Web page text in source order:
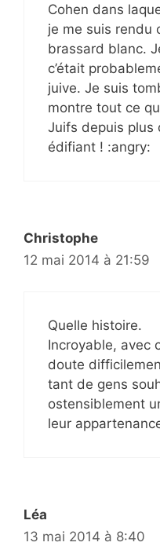
Cohen dans
je me suis rendu
brassard blanc.
c’était
juive. Je suis
montre tout ce
Juifs depuis plus
édifiant ! :angry:
Christophe
12 mai 2014 à 21:59
Quelle histoire.
Incroyable, avec
doute
tant de gens
ostensiblement
leur
Léa
13 mai 2014 à 8:40